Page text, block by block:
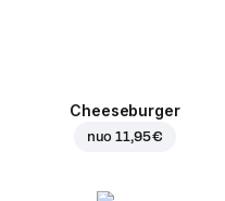
Cheeseburger
nuo11,95 €